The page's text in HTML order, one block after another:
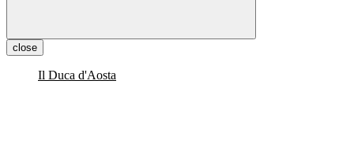
close
Il Duca d'Aosta